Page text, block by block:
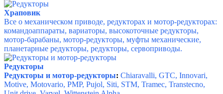
Храповик
Все о механическом приводе, редукторах и мотор-редукторах:
командоаппараты, вариаторы, высокоточные редукторы,
мотор-барабаны, мотор-редукторы, муфты механические,
планетарные редукторы, редукторы, сервоприводы.
Редукторы
Редукторы и мотор-редукторы: Chiaravalli, GTC, Innovari,
Motive, Motovario, PMP, Pujol, Siti, STM, Tramec, Transtecno,